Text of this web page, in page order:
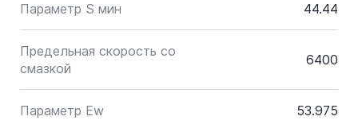
Параметр S мин 44.44
Предельная скорость со
смазкой
6400
Параметр Ew 53.975